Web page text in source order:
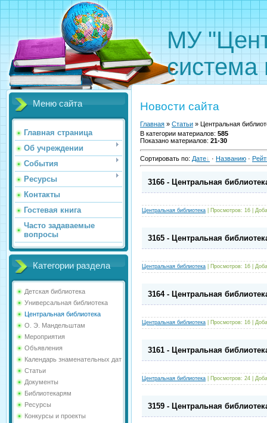
МУ
система
Меню сайта
Главная страница
Об учреждении
События
Ресурсы
Контакты
Гостевая книга
Часто задаваемые
вопросы
Категории раздела
Детская библиотека
Универсальная библиотека
Центральная библиотека
О. Э. Мандельштам
Мероприятия
Объявления
Календарь знаменательных дат
Статьи
Документы
Библиотекарям
Ресурсы
Конкурсы и проекты
Новости сайта
Главная » Статьи » Центральная
В категории материалов: 585
Показано материалов: 21-30
Сортировать по: Дате · Названию ·
3166 - Центральная
Центральная библиотека Просмотров: 16
3165 - Центральная
Центральная библиотека Просмотров: 16
3164 - Центральная
Центральная библиотека Просмотров: 16
3161 - Центральная
Центральная библиотека Просмотров: 24
3159 - Центральная